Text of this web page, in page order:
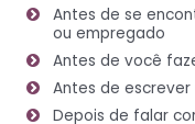
Antes de se
ou empregado
Antes de você
Antes de
Depois de falar